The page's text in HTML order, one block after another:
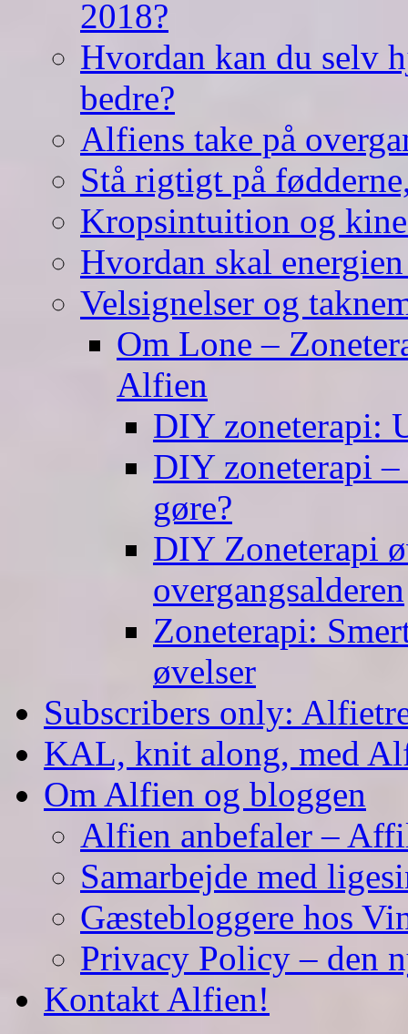
2018?
Hvordan kan du selv
bedre?
Alfiens take på
Stå rigtigt på
Kropsintuition og
Hvordan skal
Velsignelser og
Om Lone –
Alfien
DIY zoneterapi:
DIY zoneterapi
gøre?
DIY Zoneterapi
overgangsalderen
Zoneterapi:
øvelser
Subscribers only:
KAL, knit along, med
Om Alfien og bloggen
Alfien anbefaler –
Samarbejde med
Gæstebloggere hos
Privacy Policy – den
Kontakt Alfien!